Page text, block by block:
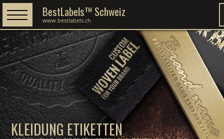
KLEIDUNG ETIKETTEN
BestLabels™ Schweiz
www.bestlabels.ch